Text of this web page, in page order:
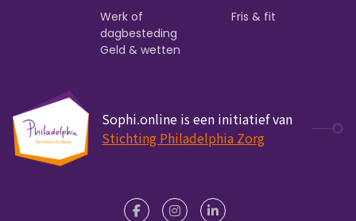
Werk of
dagbesteding
Fris & fit
Geld & wetten
Sophi.online is een initiatief van
Stichting Philadelphia Zorg